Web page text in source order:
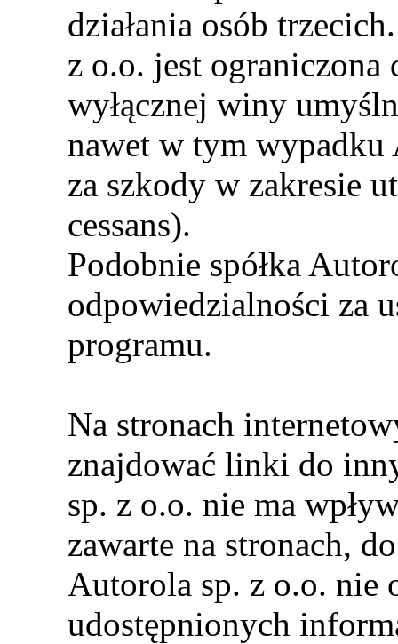
działania osób
z o.o. jest ograniczona
wyłącznej winy
nawet w tym wypadku
za szkody w zakresie
cessans).
Podobnie spółka
odpowiedzialności za
programu.
Na stronach
znajdować linki do
sp. z o.o. nie ma
zawarte na stronach,
Autorola sp. z o.o. nie
udostępnionych